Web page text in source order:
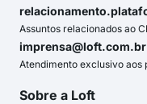
Assuntos relacionados ao
imprensa@loft.com.br
Atendimento exclusivo aos
Sobre a Loft